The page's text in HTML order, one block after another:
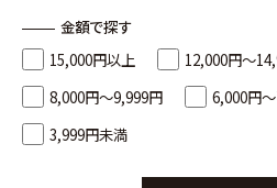
金額で探す
15,000円以上
12,000円～
8,000円～9,999円
6,000円
3,999円未満